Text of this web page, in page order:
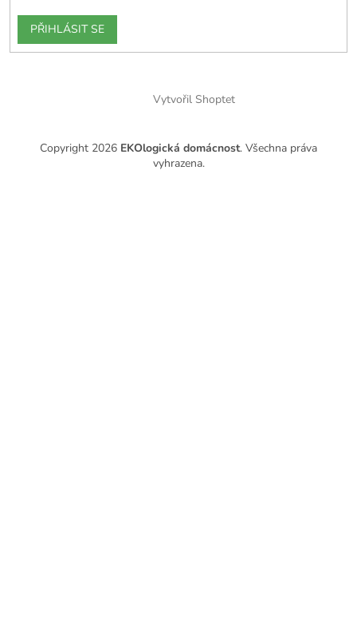
PŘIHLÁSIT SE
Vytvořil Shoptet
Copyright 2026 EKOlogická domácnost. Všechna práva
vyhrazena.